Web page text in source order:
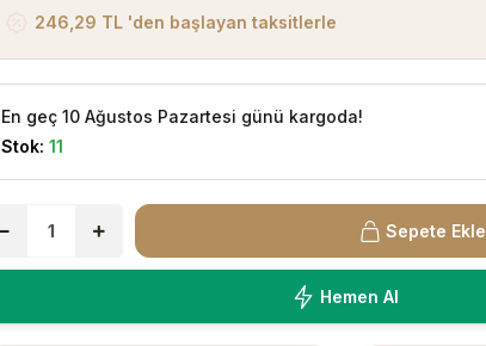
246,29 TL 'den başlayan taksitlerle
En geç 10 Ağustos Pazartesi günü kargoda!
Stok: 11
Sepete Ekle
Hemen Al